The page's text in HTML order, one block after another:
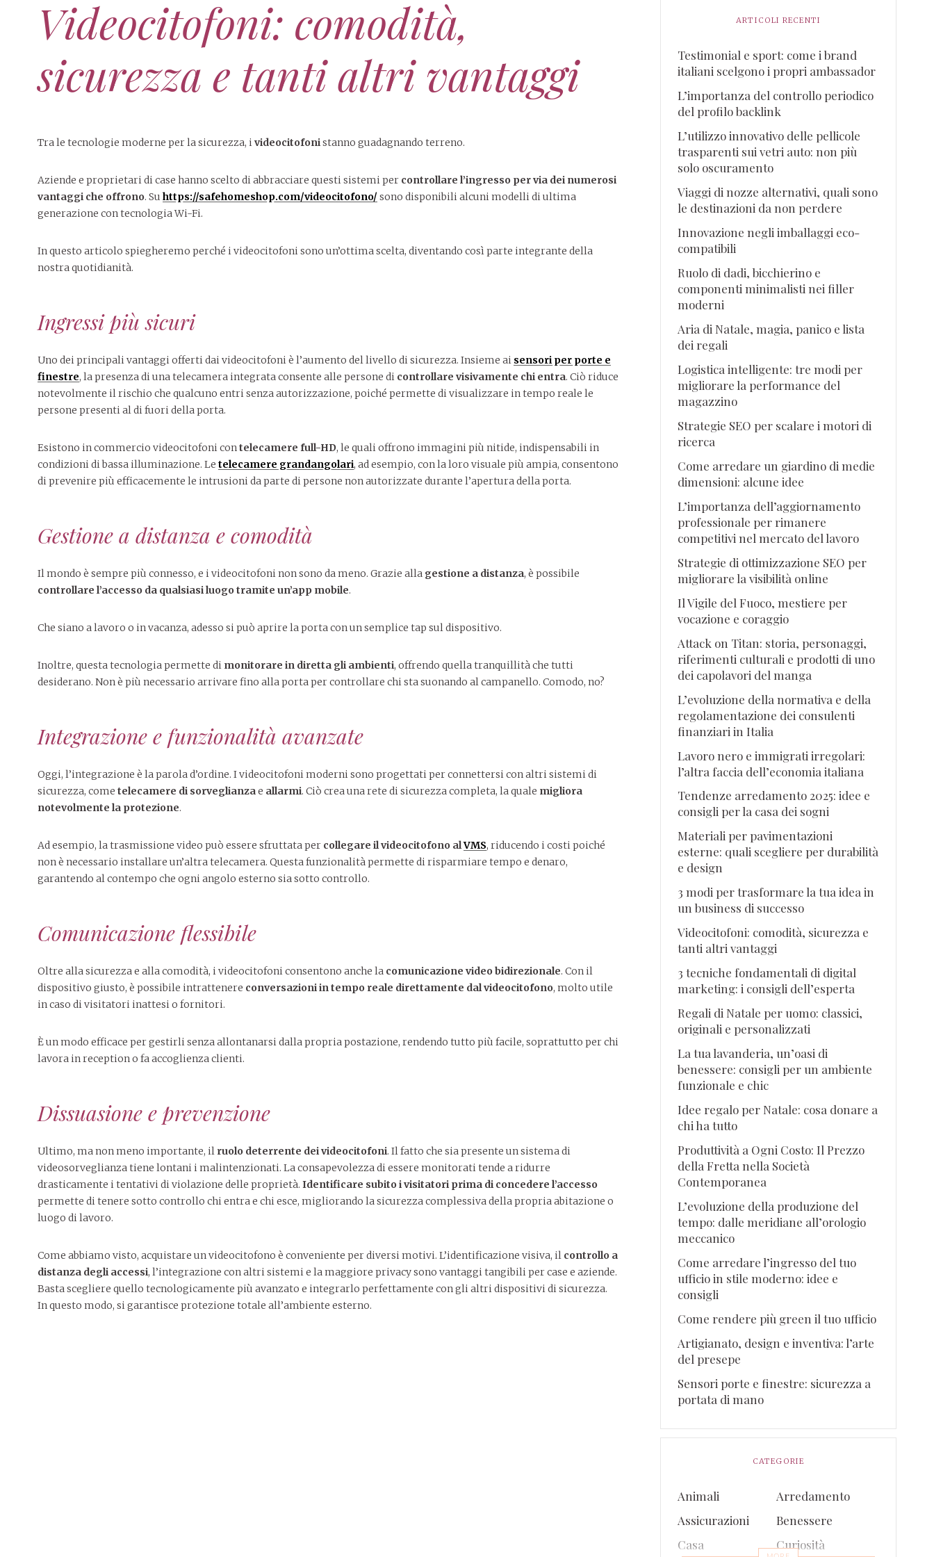
Videocitofoni: comodità,
sicurezza e tanti altri vantaggi
Tra le tecnologie moderne per la sicurezza, ivideocitofonistanno guadagnando terreno.
Aziende e proprietari di case hanno scelto di abbracciare questi sistemi per controllare l’ingresso per via dei numerosi
vantaggi che offrono. Su https://safehomeshop.com/videocitofono/ sono disponibili alcuni modelli di ultima
generazione con tecnologia Wi-Fi.
In questo articolo spiegheremo perché i videocitofoni sono un’ottima scelta, diventando così parte integrante della
nostra quotidianità.
Ingressi più sicuri
Uno dei principali vantaggi offerti dai videocitofoni è l’aumento del livello di sicurezza. Insieme ai sensori per porte e
finestre, la presenza di una telecamera integrata consente alle persone di controllare visivamente chi entra. Ciò riduce
notevolmente il rischio che qualcuno entri senza autorizzazione, poiché permette di visualizzare in tempo reale le
persone presenti al di fuori della porta.
Esistono in commercio videocitofoni contelecamere full-HD, le quali offrono immagini più nitide, indispensabili in
condizioni di bassa illuminazione. Le telecamere grandangolari, ad esempio, con la loro visuale più ampia, consentono
di prevenire più efficacemente le intrusioni da parte di persone non autorizzate durante l’apertura della porta.
Gestione a distanza e comodità
Il mondo è sempre più connesso, e i videocitofoni non sono da meno. Grazie alla gestione a distanza, è possibile
controllare l’accesso da qualsiasi luogo tramite un’app mobile.
Che siano a lavoro o in vacanza, adesso si può aprire la porta con un semplice tap sul dispositivo.
Inoltre, questa tecnologia permette di monitorare in diretta gli ambienti, offrendo quella tranquillità che tutti
desiderano. Non è più necessario arrivare fino alla porta per controllare chi sta suonando al campanello. Comodo, no?
Integrazione e funzionalità avanzate
Oggi, l’integrazione è la parola d’ordine. I videocitofoni moderni sono progettati per connettersi con altri sistemi di
sicurezza, come telecamere di sorveglianzae allarmi. Ciò crea una rete di sicurezza completa, la quale migliora
notevolmente la protezione.
Ad esempio, la trasmissione video può essere sfruttata per collegare il videocitofono alVMS, riducendo i costi poiché
non è necessario installare un’altra telecamera. Questa funzionalità permette di risparmiare tempo e denaro,
garantendo al contempo che ogni angolo esterno sia sotto controllo.
Comunicazione flessibile
Oltre alla sicurezza e alla comodità, i videocitofoni consentono anche la comunicazione video bidirezionale. Con il
dispositivo giusto, è possibile intrattenere conversazioni in tempo reale direttamente dal videocitofono, molto utile
in caso di visitatori inattesi o fornitori.
È un modo efficace per gestirli senza allontanarsi dalla propria postazione, rendendo tutto più facile, soprattutto per chi
lavora in reception o fa accoglienza clienti.
Dissuasione e prevenzione
Ultimo, ma non meno importante, il ruolo deterrente dei videocitofoni. Il fatto che sia presente un sistema di
videosorveglianza tiene lontani i malintenzionati. La consapevolezza di essere monitorati tende a ridurre
drasticamente i tentativi di violazione delle proprietà. Identificare subito i visitatori prima di concedere l’accesso
permette di tenere sotto controllo chi entra e chi esce, migliorando la sicurezza complessiva della propria abitazione o
luogo di lavoro.
Come abbiamo visto, acquistare un videocitofono è conveniente per diversi motivi. L’identificazione visiva, il controllo a
distanza degli accessi, l’integrazione con altri sistemi e la maggiore privacy sono vantaggi tangibili per case e aziende.
Basta scegliere quello tecnologicamente più avanzato e integrarlo perfettamente con gli altri dispositivi di sicurezza.
In questo modo, si garantisce protezione totale all’ambiente esterno.
ARTICOLI RECENTI
Testimonial e sport: come i brand
italiani scelgono i propri ambassador
L’importanza del controllo periodico
del profilo backlink
L’utilizzo innovativo delle pellicole
trasparenti sui vetri auto: non più
solo oscuramento
Viaggi di nozze alternativi, quali sono
le destinazioni da non perdere
Innovazione negli imballaggi eco-
compatibili
Ruolo di dadi, bicchierino e
componenti minimalisti nei filler
moderni
Aria di Natale, magia, panico e lista
dei regali
Logistica intelligente: tre modi per
migliorare la performance del
magazzino
Strategie SEO per scalare i motori di
ricerca
Come arredare un giardino di medie
dimensioni: alcune idee
L’importanza dell’aggiornamento
professionale per rimanere
competitivi nel mercato del lavoro
Strategie di ottimizzazione SEO per
migliorare la visibilità online
Il Vigile del Fuoco, mestiere per
vocazione e coraggio
Attack on Titan: storia, personaggi,
riferimenti culturali e prodotti di uno
dei capolavori del manga
L’evoluzione della normativa e della
regolamentazione dei consulenti
finanziari in Italia
Lavoro nero e immigrati irregolari:
l’altra faccia dell’economia italiana
Tendenze arredamento 2025: idee e
consigli per la casa dei sogni
Materiali per pavimentazioni
esterne: quali scegliere per durabilità
e design
3 modi per trasformare la tua idea in
un business di successo
Videocitofoni: comodità, sicurezza e
tanti altri vantaggi
3 tecniche fondamentali di digital
marketing: i consigli dell’esperta
Regali di Natale per uomo: classici,
originali e personalizzati
La tua lavanderia, un’oasi di
benessere: consigli per un ambiente
funzionale e chic
Idee regalo per Natale: cosa donare a
chi ha tutto
Produttività a Ogni Costo: Il Prezzo
della Fretta nella Società
Contemporanea
L’evoluzione della produzione del
tempo: dalle meridiane all’orologio
meccanico
Come arredare l’ingresso del tuo
ufficio in stile moderno: idee e
consigli
Come rendere più green il tuo ufficio
Artigianato, design e inventiva: l’arte
del presepe
Sensori porte e finestre: sicurezza a
portata di mano
CATEGORIE
Animali
Arredamento
Assicurazioni
Benessere
Casa
Curiosità